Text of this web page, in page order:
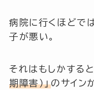
病院に行くほどで
子が悪い。
それはもしかすると
期障害）」のサイン